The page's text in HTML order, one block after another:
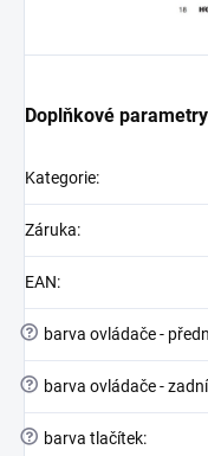
Doplňkové parametry
Kategorie:
Záruka:
EAN:
? barva ovládače -
? barva ovládače - zadní
? barva tlačítek: